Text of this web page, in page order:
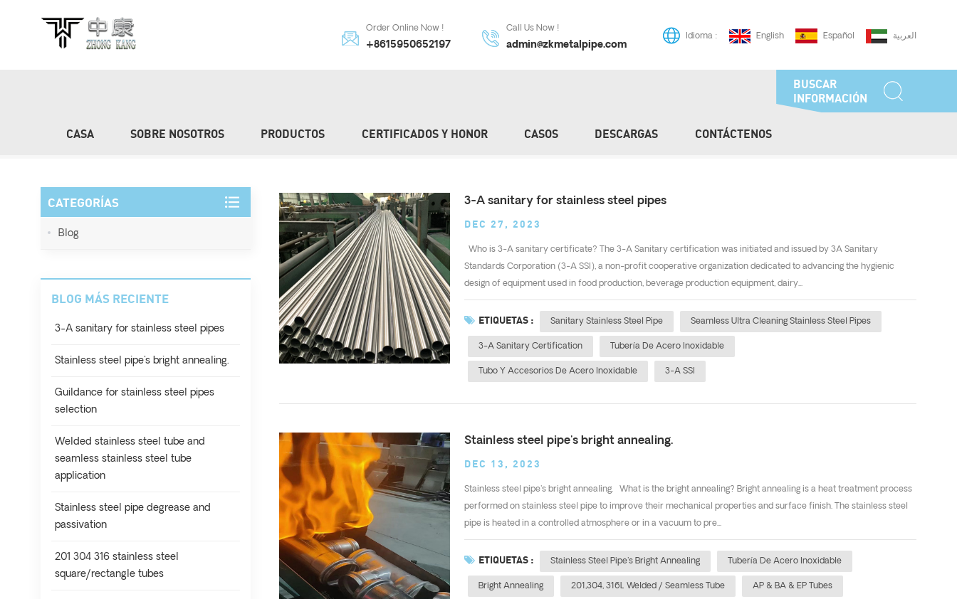
Idioma : English Español العربية
Order Online Now !
+8615950652197
Call Us Now !
admin@zkmetalpipe.com
BUSCAR
INFORMACIÓN
CASA SOBRE NOSOTROS PRODUCTOS CERTIFICADOS Y HONOR CASOS DESCARGAS CONTÁCTENOS
BÚSQUEDA Casa
3-A sanitary for stainless steel pipes
DEC 27, 2023
Who is 3-A sanitary certificate? The 3-A Sanitary certification was initiated and issued by 3A Sanitary
Standards Corporation (3-A SSI), a non-profit cooperative organization dedicated to advancing the hygienic
design of equipment used in food production, beverage production equipment, dairy...
ETIQUETAS : Sanitary Stainless Steel Pipe Seamless Ultra Cleaning Stainless Steel Pipes
3-A Sanitary Certification Tubería De Acero Inoxidable
Tubo Y Accesorios De Acero Inoxidable 3-A SSI
Stainless steel pipe's bright annealing.
DEC 13, 2023
Stainless steel pipe's bright annealing. What is the bright annealing? Bright annealing is a heat treatment process
performed on stainless steel pipe to improve their mechanical properties and surface finish. The stainless steel
pipe is heated in a controlled atmosphere or in a vacuum to pre...
ETIQUETAS : Stainless Steel Pipe's Bright Annealing Tubería De Acero Inoxidable
Bright Annealing 201,304, 316L Welded / Seamless Tube AP & BA & EP Tubes
CATEGORÍAS
Blog
BLOG MÁS RECIENTE
3-A sanitary for stainless steel pipes
Stainless steel pipe's bright annealing.
Guildance for stainless steel pipes
selection
Welded stainless steel tube and
seamless stainless steel tube
application
Stainless steel pipe degrease and
passivation
201 304 316 stainless steel
square/rectangle tubes